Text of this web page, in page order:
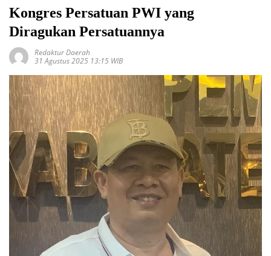
Kongres Persatuan PWI yang
Diragukan Persatuannya
Redaktur Daerah
31 Agustus 2025 13:15 WIB